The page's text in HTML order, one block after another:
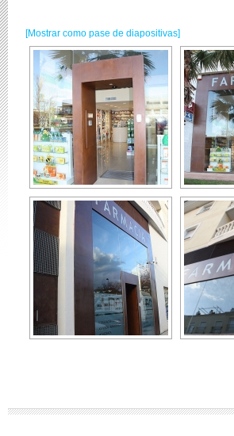
[Mostrar como pase de diapositivas]